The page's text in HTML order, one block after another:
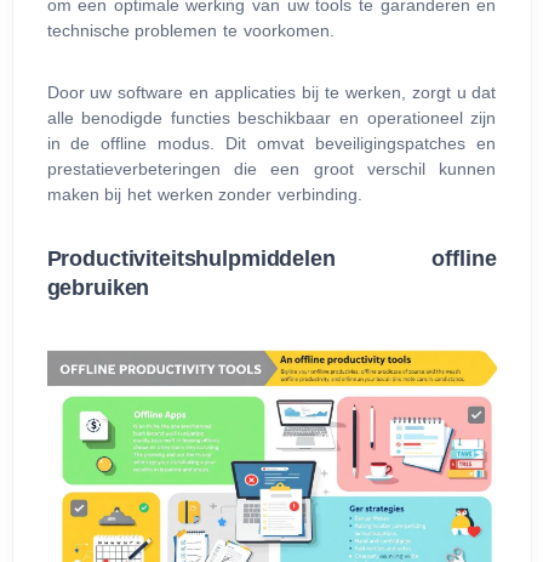
om een optimale werking van uw tools te garanderen en
technische problemen te voorkomen.
Door uw software en applicaties bij te werken, zorgt u dat
alle benodigde functies beschikbaar en operationeel zijn
in de offline modus. Dit omvat beveiligingspatches en
prestatieverbeteringen die een groot verschil kunnen
maken bij het werken zonder verbinding.
Productiviteitshulpmiddelen offline
gebruiken